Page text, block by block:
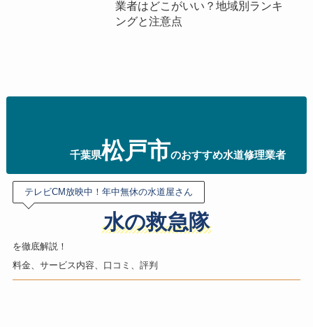
業者はどこがいい？地域別ランキ
ングと注意点
千葉県松戸市のおすすめ水道修理業者
テレビCM放映中！年中無休の水道屋さん
水の救急隊
を徹底解説！
料金、サービス内容、口コミ、評判